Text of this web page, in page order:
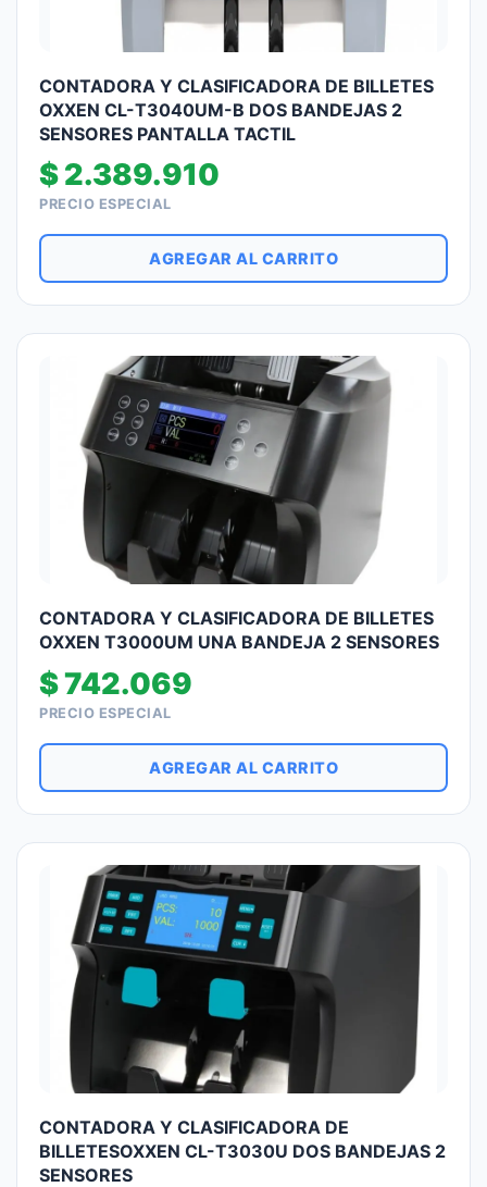
CONTADORA Y CLASIFICADORA DE BILLETES
OXXEN CL-T3040UM-B DOS BANDEJAS 2
SENSORES PANTALLA TACTIL
$2.389.910
PRECIO ESPECIAL
AGREGAR AL CARRITO
CONTADORA Y CLASIFICADORA DE BILLETES
OXXEN T3000UM UNA BANDEJA 2 SENSORES
$742.069
PRECIO ESPECIAL
AGREGAR AL CARRITO
CONTADORA Y CLASIFICADORA DE
BILLETESOXXEN CL-T3030U DOS BANDEJAS 2
SENSORES